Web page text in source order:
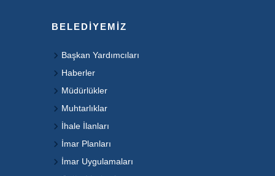
BELEDIYEMIZ
Başkan Yardımcıları
Haberler
Müdürlükler
Muhtarlıklar
İhale İlanları
İmar Planları
İmar Uygulamaları